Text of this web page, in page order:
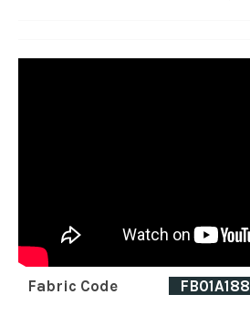
Fabric Code FB01A188